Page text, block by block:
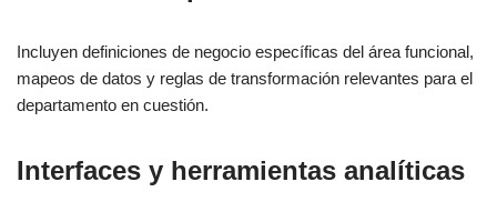
Incluyen definiciones de negocio específicas del área funcional,
mapeos de datos y reglas de transformación relevantes para el
departamento en cuestión.
Interfaces y herramientas analíticas